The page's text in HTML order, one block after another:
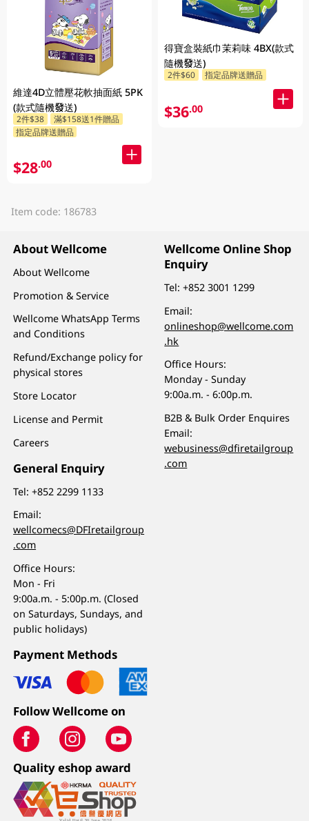
維達4D立體壓花軟抽面紙 5PK
(款式隨機發送)
2件$38
滿$158送1件贈品
指定品牌送贈品
$28.00
得寶盒裝紙巾茉莉味 4BX(款式
隨機發送)
2件$60 指定品牌送贈品
$36.00
Item code: 186783
About Wellcome
About Wellcome
Promotion & Service
Wellcome WhatsApp Terms
and Conditions
Refund/Exchange policy for
physical stores
Store Locator
License and Permit
Careers
General Enquiry
Tel:+852 2299 1133
Email:
wellcomecs@DFIretailgroup
.com
Office Hours:
Mon - Fri
9:00a.m. - 5:00p.m. (Closed
on Saturdays, Sundays, and
public holidays)
Wellcome Online Shop
Enquiry
Tel:+852 3001 1299
Email:
onlineshop@wellcome.com
.hk
Office Hours:
Monday - Sunday
9:00a.m. - 6:00p.m.
B2B & Bulk Order Enquires
Email:
webusiness@dfiretailgroup
.com
Payment Methods
Follow Wellcome on
Quality eshop award